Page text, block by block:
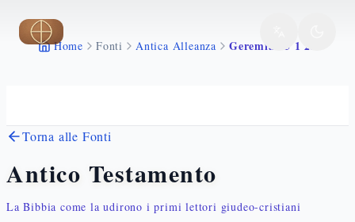
Vai al contenuto principale
Home Fonti Antica Alleanza Geremia 25 1 25
Torna alle Fonti
Antico Testamento
La Bibbia come la udirono i primi lettori giudeo-cristiani